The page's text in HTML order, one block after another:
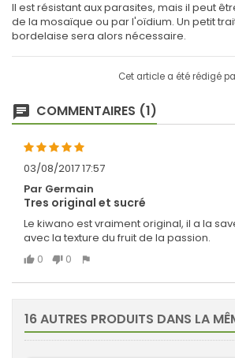
Il est résistant aux parasites, mais il peut
de la mosaïque ou par l'oïdium. Un petit
bordelaise sera alors nécessaire.
Cet article a été rédigé
COMMENTAIRES (1)
03/08/2017 17:57
Par Germain
Tres original et sucré
Le kiwano est vraiment original, il a la
avec la texture du fruit de la passion.
0
0
16 AUTRES PRODUITS DANS LA